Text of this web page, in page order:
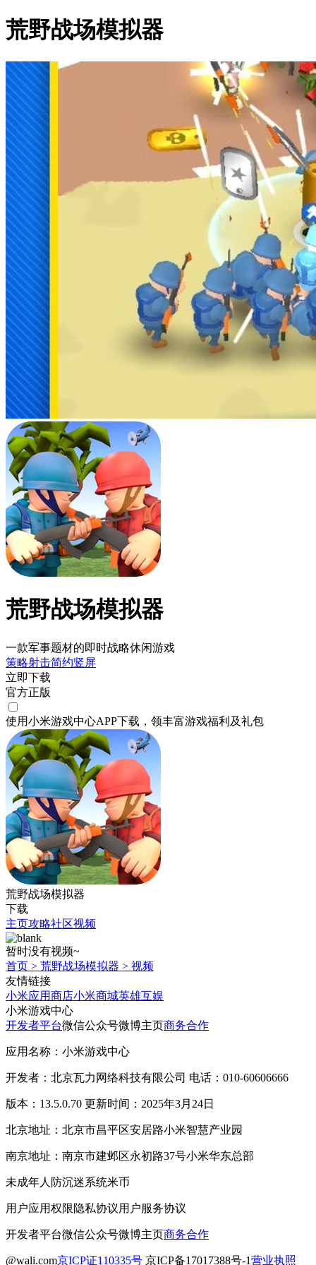
荒野战场模拟器
荒野战场模拟器
一款军事题材的即时战略休闲游戏
策略射击简约竖屏
立即下载
官方正版
使用小米游戏中心APP下载 ，领丰富游戏福利 及礼包
荒野战场模拟器
下载
主页攻略社区视频
暂时没有视频~
首页 > 荒野战场模拟器 > 视频
友情链接
小米应用商店小米商城英雄互娱
小米游戏中心
开发者平台微信公众号微博主页商务合作
应用名称：小米游戏中心
开发者：北京瓦力网络科技有限公司 电话：010-60606666
版本：13.5.0.70 更新时间：2025年3月24日
北京地址：北京市昌平区安居路小米智慧产业园
南京地址：南京市建邺区永初路37号小米华东总部
未成年人防沉迷系统米币
用户应用权限隐私协议用户服务协议
开发者平台微信公众号微博主页商务合作
@wali.com京ICP证110335号 京ICP备17017388号-1营业执照